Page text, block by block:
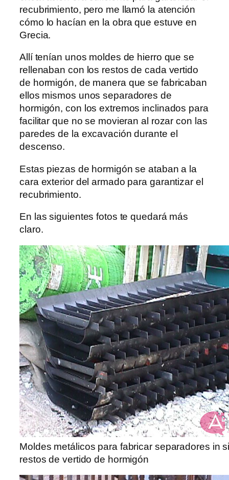
recubrimiento, pero me llamó la atención
cómo lo hacían en la obra que estuve en
Grecia.
Allí tenían unos moldes de hierro que se
rellenaban con los restos de cada vertido
de hormigón, de manera que se fabricaban
ellos mismos unos separadores de
hormigón, con los extremos inclinados para
facilitar que no se movieran al rozar con las
paredes de la excavación durante el
descenso.
Estas piezas de hormigón se ataban a la
cara exterior del armado para garantizar el
recubrimiento.
En las siguientes fotos te quedará más
claro.
Moldes metálicos para fabricar separadores in
restos de vertido de hormigón